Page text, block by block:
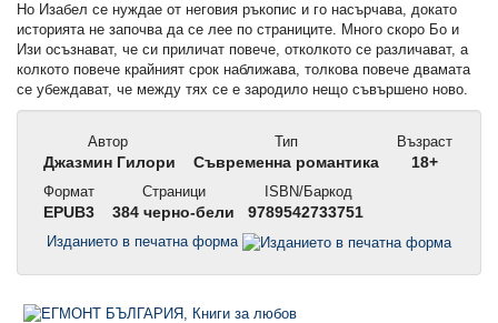
Но Изабел се нуждае от неговия ръкопис и го насърчава, докато
историята не започва да се лее по страниците. Много скоро Бо и
Изи осъзнават, че си приличат повече, отколкото се различават, а
колкото повече крайният срок наближава, толкова повече двамата
се убеждават, че между тях се е зародило нещо съвършено ново.
Автор
Джазмин Гилори
Тип
Съвременна романтика
Възраст
18+
Формат
EPUB3
Страници
384 черно-бели
ISBN/Баркод
9789542733751
Изданието в печатна форма